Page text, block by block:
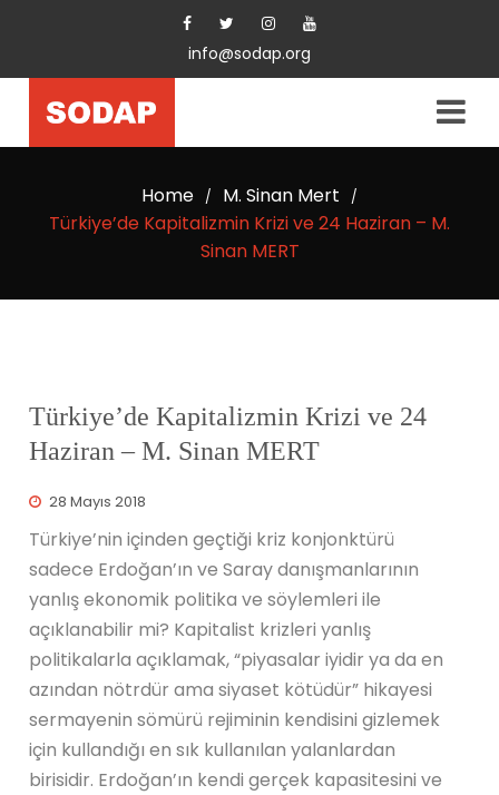
info@sodap.org
Home / M. Sinan Mert /
Türkiye’de Kapitalizmin Krizi ve 24 Haziran – M.
Sinan MERT
Türkiye’de Kapitalizmin Krizi ve 24
Haziran – M. Sinan MERT
28 Mayıs 2018
Türkiye’nin içinden geçtiği kriz konjonktürü
sadece Erdoğan’ın ve Saray danışmanlarının
yanlış ekonomik politika ve söylemleri ile
açıklanabilir mi? Kapitalist krizleri yanlış
politikalarla açıklamak, “piyasalar iyidir ya da en
azından nötrdür ama siyaset kötüdür” hikayesi
sermayenin sömürü rejiminin kendisini gizlemek
için kullandığı en sık kullanılan yalanlardan
birisidir. Erdoğan’ın kendi gerçek kapasitesini ve